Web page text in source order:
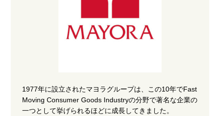
1977年に設立されたマヨラグループは、この10年でFast
Moving Consumer Goods Industryの分野で著名な企業の
一つとして挙げられるほどに成長してきました。